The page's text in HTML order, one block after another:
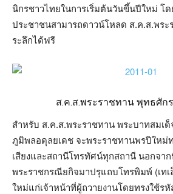
นิกรชาวไทยในการเริ่มต้นวันขึ้นปีใหม่ โ
ประชาชนสามารถดาวน์โหลด ส.ค.ส.พระ
ระลึกได้ฟรี
ส.ค.ส.พระราชทาน พุทธศั
สำหรับ ส.ค.ส.พระราชทาน พระบาทสมเ
ภูมิพลอดุลยเดช จะพระราชทานพรปีใหม่
เสียงและสถานีโทรทัศน์ทุกสถานี นอกจาก
พระราชกรณียกิจมาปรุแถบโทรพิมพ์ (เท
ใหม่แก่เจ้าหน้าที่ผู้ถวายงานโดยทรงใช้ร